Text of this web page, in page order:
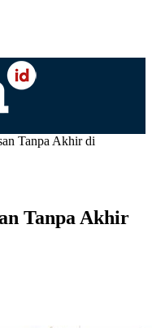
Tanpa Akhir di
Tanpa Akhir